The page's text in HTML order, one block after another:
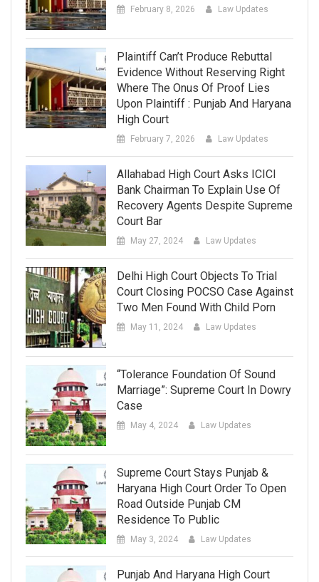
February 8, 2026 Law Updates
Plaintiff Can’t Produce Rebuttal
Evidence Without Reserving Right
Where The Onus Of Proof Lies
Upon Plaintiff : Punjab And Haryana
High Court
February 7, 2026 Law Updates
Allahabad High Court Asks ICICI
Bank Chairman To Explain Use Of
Recovery Agents Despite Supreme
Court Bar
May 27, 2024 Law Updates
Delhi High Court Objects To Trial
Court Closing POCSO Case Against
Two Men Found With Child Porn
May 11, 2024 Law Updates
“Tolerance Foundation Of Sound
Marriage”: Supreme Court In Dowry
Case
May 4, 2024 Law Updates
Supreme Court Stays Punjab &
Haryana High Court Order To Open
Road Outside Punjab CM
Residence To Public
May 3, 2024 Law Updates
Punjab And Haryana High Court